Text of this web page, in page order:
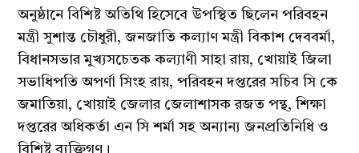
অনুষ্ঠানে বিশিষ্ট অতিথি হিসেবে উপস্থিত ছিলেন পরিবহন
মন্ত্রী সুশান্ত চৌধুরী, জনজাতি কল্যাণ মন্ত্রী বিকাশ দেববর্মা,
বিধানসভার মুখ্যসচেতক কল্যাণী সাহা রায়, খোয়াই জিলা
সভাধিপতি অপর্ণা সিংহ রায়, পরিবহন দপ্তরের সচিব সি কে
জমাতিয়া, খোয়াই জেলার জেলাশাসক রজত পন্থ, শিক্ষা
দপ্তরের অধিকর্তা এন সি শর্মা সহ অন্যান্য জনপ্রতিনিধি ও
বিশিষ্ট ব্যক্তিগণ।